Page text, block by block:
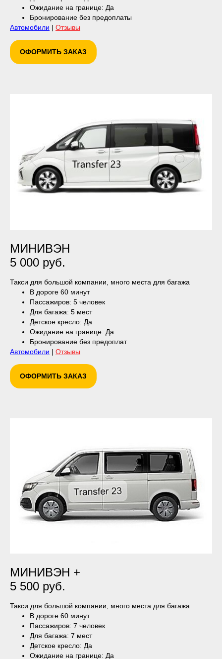
Ожидание на границе: Да
Бронирование без предоплаты
Автомобили | Отзывы
ОФОРМИТЬ ЗАКАЗ
МИНИВЭН
5 000 руб.
Такси для большой компании, много места для багажа
В дороге 60 минут
Пассажиров: 5 человек
Для багажа: 5 мест
Детское кресло: Да
Ожидание на границе: Да
Бронирование без предоплат
Автомобили | Отзывы
ОФОРМИТЬ ЗАКАЗ
МИНИВЭН +
5 500 руб.
Такси для большой компании, много места для багажа
В дороге 60 минут
Пассажиров: 7 человек
Для багажа: 7 мест
Детское кресло: Да
Ожидание на границе: Да